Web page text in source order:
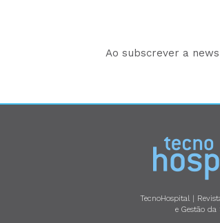
Ao subscrever a
TecnoHospital |
e Gestão da